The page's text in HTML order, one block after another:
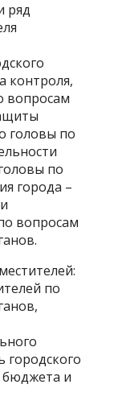
ряд
контроля,
вопросам
головы по
по
города –
вопросам
по
городского
бюджета и